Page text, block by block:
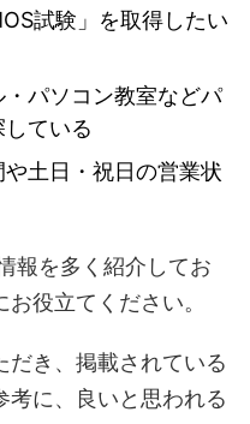
試験」を取得したい
パソコン教室などパ
ている
土日・祝日の営業状
報を多く紹介してお
役立てください。
だき、掲載されている
考に、良いと思われる